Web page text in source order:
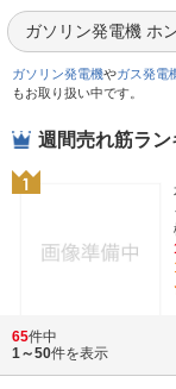
ガソリン発電機 ホ
ガソリン発電機やガス発電
もお取り扱い中です。
週間売れ筋ラン
65件中
1～50件を表示